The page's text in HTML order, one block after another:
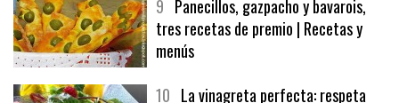
9 Panecillos, gazpacho y bavarois,
tres recetas de premio | Recetas y
menús
10 La vinagreta perfecta: respeta